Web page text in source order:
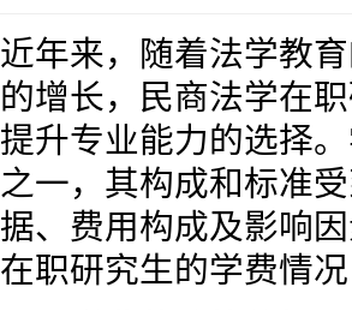
近年来，随着法学教
的增长，民商法学在
提升专业能力的选择
之一，其构成和标准
据、费用构成及影响
在职研究生的学费情